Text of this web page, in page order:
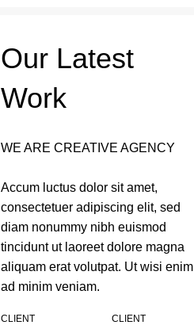
Our Latest
Work
WE ARE CREATIVE AGENCY
Accum luctus dolor sit amet,
consectetuer adipiscing elit, sed
diam nonummy nibh euismod
tincidunt ut laoreet dolore magna
aliquam erat volutpat. Ut wisi enim
ad minim veniam.
CLIENT CLIENT